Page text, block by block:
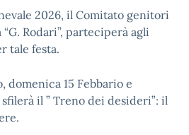
2026, il Comitato genitori
Rodari”, parteciperà agli
tale festa.
domenica 15 Febbario e
il ” Treno dei desideri”: il